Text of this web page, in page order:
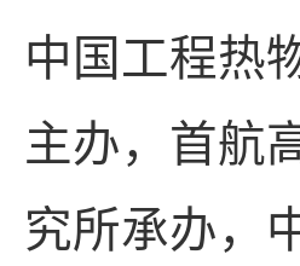
中国工程热
主办，首航
究所承办，